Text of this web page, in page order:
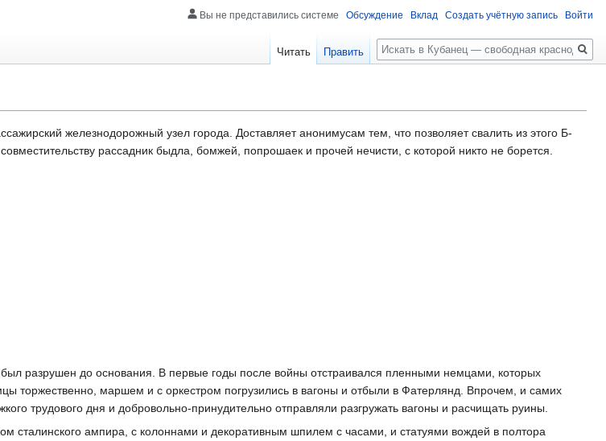
железнодорожный узел города. Доставляет анонимусам тем, что позволяет свалить из этого Б-
рассадник быдла, бомжей, попрошаек и прочей нечисти, с которой никто не борется.
разрушен до основания. В первые годы после войны отстраивался пленными немцами, которых
торжественно, маршем и с оркестром погрузились в вагоны и отбыли в Фатерлянд. Впрочем, и самих
трудового дня и добровольно-принудительно отправляли разгружать вагоны и расчищать руины.
сталинского ампира, с колоннами и декоративным шпилем с часами, и статуями вождей в полтора
Вы не представились системе Обсуждение Вклад Создать учётную запись Войти
Читать Править
Поиск